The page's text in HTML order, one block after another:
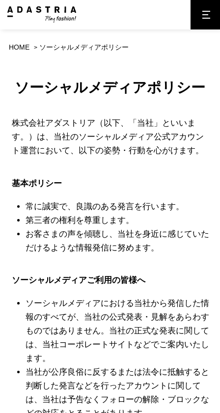
ブランド紹介
店舗検索
ニュース
企業情報
採用情報
IR情報
HOME ソーシャルメディアポリシー
ソーシャルメディアポリシー
株式会社アダストリア（以下、「当社」といいま
す。）は、当社のソーシャルメディア公式アカウン
ト運営において、以下の姿勢・行動を心がけます。
基本ポリシー
常に誠実で、良識のある発言を行います。
第三者の権利を尊重します。
お客さまの声を傾聴し、当社を身近に感じていた
だけるような情報発信に努めます。
ソーシャルメディアご利用の皆様へ
ソーシャルメディアにおける当社から発信した情
報のすべてが、当社の公式発表・見解をあらわす
ものではありません。当社の正式な発表に関して
は、当社コーポレートサイトなどでご案内いたし
ます。
当社が公序良俗に反するまたは法令に抵触すると
判断した発言などを行ったアカウントに関して
は、当社は予告なくフォローの解除・ブロックな